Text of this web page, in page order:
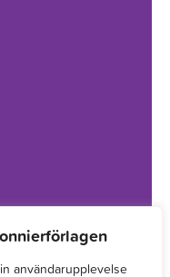
användarupplevelse